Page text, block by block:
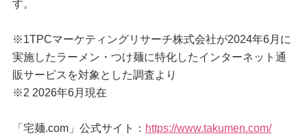
す。
※1TPCマーケティングリサーチ株式会社が2024年6月に
実施したラーメン・つけ麺に特化したインターネット通
販サービスを対象とした調査より
※2 2026年6月現在
「宅麺.com」公式サイト： https://www.takumen.com/